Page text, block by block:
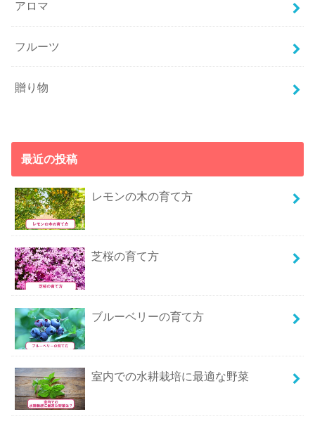
アロマ
フルーツ
贈り物
最近の投稿
レモンの木の育て方
芝桜の育て方
ブルーベリーの育て方
室内での水耕栽培に最適な野菜